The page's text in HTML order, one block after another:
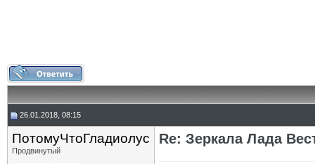
26.01.2018, 08:15
ПотомуЧтоГладиолус
Продвинутый
Re: Зеркала Лада